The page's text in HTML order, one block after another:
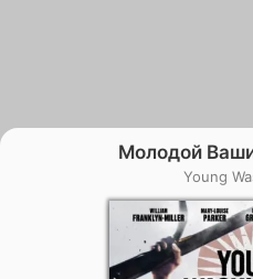
Молодой
Young